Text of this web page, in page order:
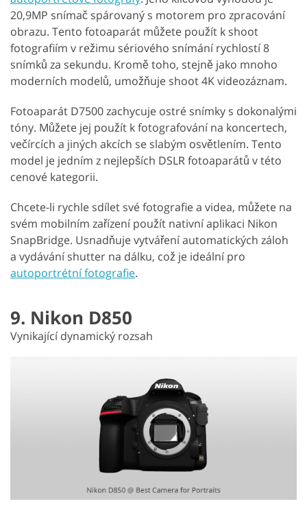
20,9MP snímač spárovaný s motorem pro zpracování
obrazu. Tento fotoaparát můžete použít k shoot
fotografiím v režimu sériového snímání rychlostí 8
snímků za sekundu. Kromě toho, stejně jako mnoho
moderních modelů, umožňuje shoot 4K videozáznam.
Fotoaparát D7500 zachycuje ostré snímky s dokonalými
tóny. Můžete jej použít k fotografování na koncertech,
večírcích a jiných akcích se slabým osvětlením. Tento
model je jedním z nejlepších DSLR fotoaparátů v této
cenové kategorii.
Chcete-li rychle sdílet své fotografie a videa, můžete na
svém mobilním zařízení použít nativní aplikaci Nikon
SnapBridge. Usnadňuje vytváření automatických záloh
a vydávání shutter na dálku, což je ideální pro
autoportrétní fotografie.
9. Nikon D850
Vynikající dynamický rozsah